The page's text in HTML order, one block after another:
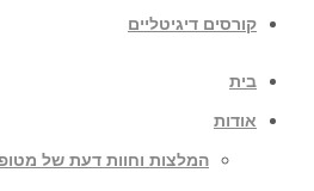
קורסים דיגיטליים
בית
אודות
המלצות וחוות דעת של